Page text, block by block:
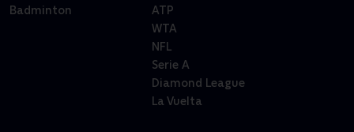
Badminton
ATP
WTA
NFL
Serie A
Diamond League
La Vuelta